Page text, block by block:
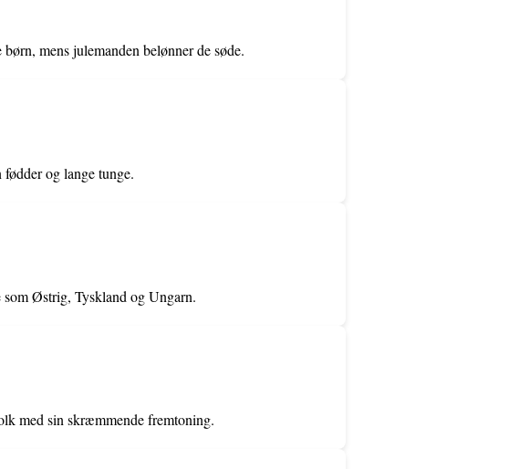
mens julemanden belønner de søde.
og lange tunge.
Østrig, Tyskland og Ungarn.
med sin skræmmende fremtoning.